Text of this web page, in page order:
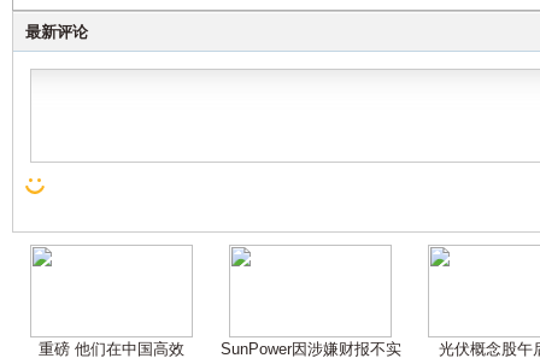
最新评论
重磅 他们在中国高效 SunPower因涉嫌财报不实 光伏概念股午